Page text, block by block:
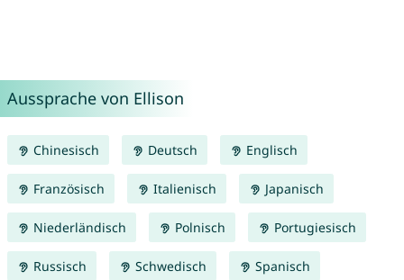
Aussprache von Ellison
Chinesisch Deutsch Englisch
Französisch Italienisch Japanisch
Niederländisch Polnisch Portugiesisch
Russisch Schwedisch Spanisch